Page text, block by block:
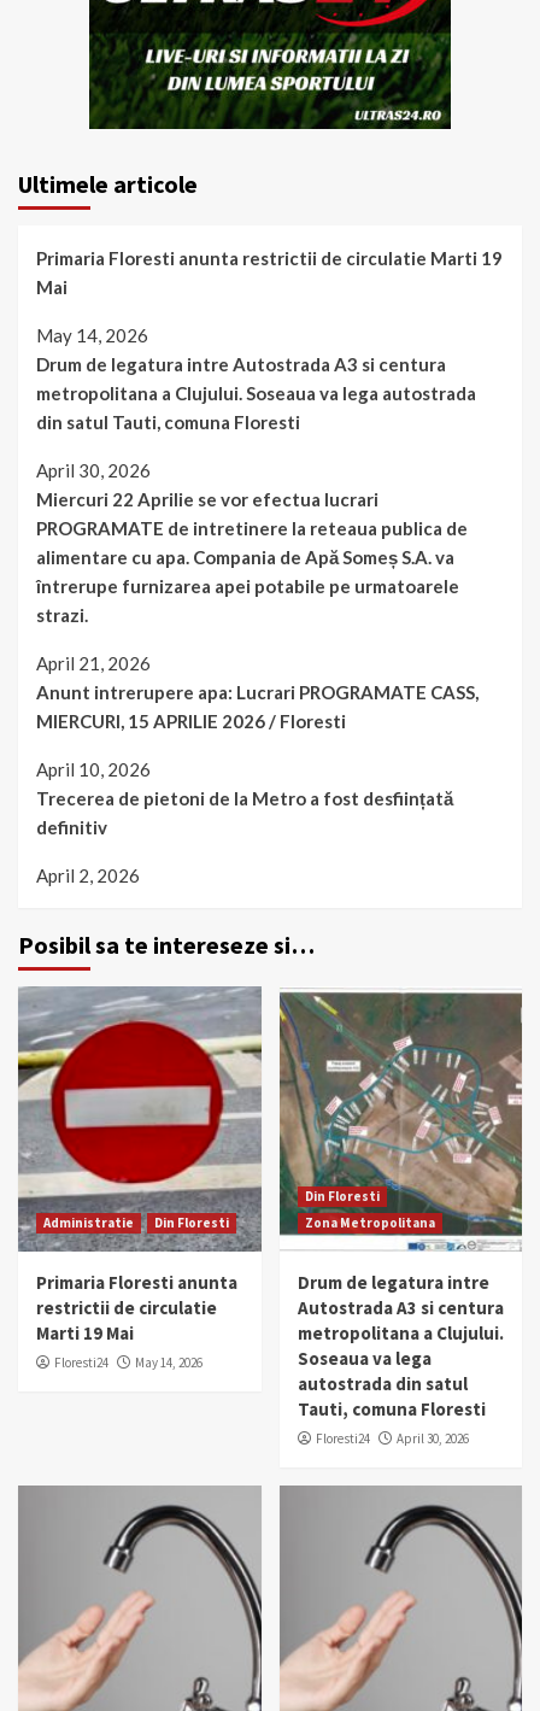
Ultimele articole
Primaria Floresti anunta restrictii de circulatie Marti 19
Mai
May 14, 2026
Drum de legatura intre Autostrada A3 si centura
metropolitana a Clujului. Soseaua va lega autostrada
din satul Tauti, comuna Floresti
April 30, 2026
Miercuri 22 Aprilie se vor efectua lucrari
PROGRAMATE de intretinere la reteaua publica de
alimentare cu apa. Compania de Apă Someș S.A. va
întrerupe furnizarea apei potabile pe urmatoarele
strazi.
April 21, 2026
Anunt intrerupere apa: Lucrari PROGRAMATE CASS,
MIERCURI, 15 APRILIE 2026 / Floresti
April 10, 2026
Trecerea de pietoni de la Metro a fost desființată
definitiv
April 2, 2026
Posibil sa te intereseze si…
Administratie Din Floresti
Primaria Floresti anunta
restrictii de circulatie
Marti 19 Mai
Floresti24 May 14, 2026
Din Floresti
Zona Metropolitana
Drum de legatura intre
Autostrada A3 si centura
metropolitana a Clujului.
Soseaua va lega
autostrada din satul
Tauti, comuna Floresti
Floresti24 April 30, 2026